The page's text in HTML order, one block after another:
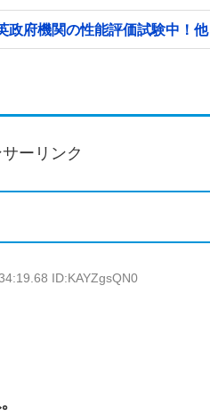
府機関の性能評価試験中！他
ーリンク
ID:KAYZgsQN0